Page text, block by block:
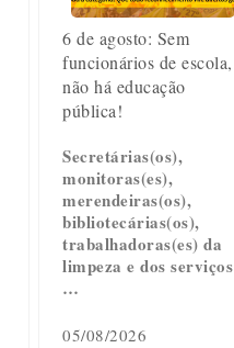
6 de agosto: Sem
funcionários de escola,
não há educação
pública!
Secretárias(os),
monitoras(es),
merendeiras(os),
bibliotecárias(os),
trabalhadoras(es) da
limpeza e dos serviços
…
05/08/2026